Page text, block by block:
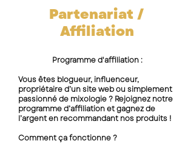
Partenariat /
Affiliation
Programme d'affiliation :
Vous êtes blogueur, influenceur,
propriétaire d’un site web ou simplement
passionné de mixologie ? Rejoignez notre
programme d’affiliation et gagnez de
l’argent en recommandant nos produits !
Comment ça fonctionne ?